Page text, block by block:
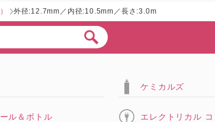
外径:12.7mm／内径:10.5mm／長さ:3.0m
ケミカルズ
ル＆ボトル エレクトリカル